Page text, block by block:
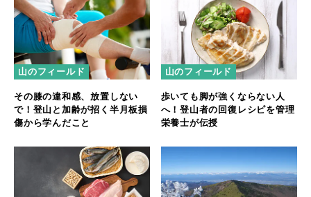
山のフィールド
その膝の違和感、放置しない
で！登山と加齢が招く半月板損
傷から学んだこと
山のフィールド
歩いても脚が強くならない人
へ！登山者の回復レシピを管理
栄養士が伝授